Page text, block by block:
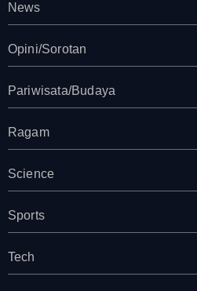
News
Opini/Sorotan
Pariwisata/Budaya
Ragam
Science
Sports
Tech